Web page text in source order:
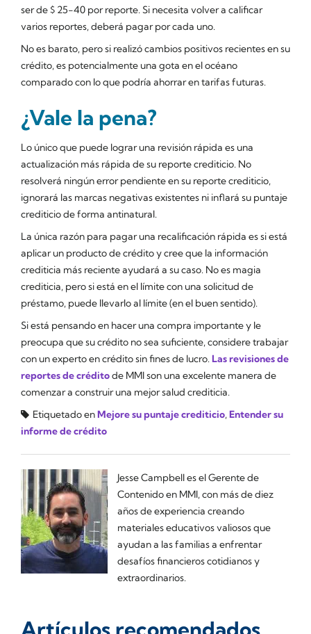
ser de $ 25-40 por reporte. Si necesita volver a calificar
varios reportes, deberá pagar por cada uno.
No es barato, pero si realizó cambios positivos recientes en su
crédito, es potencialmente una gota en el océano
comparado con lo que podría ahorrar en tarifas futuras.
¿Vale la pena?
Lo único que puede lograr una revisión rápida es una
actualización más rápida de su reporte crediticio. No
resolverá ningún error pendiente en su reporte crediticio,
ignorará las marcas negativas existentes ni inflará su puntaje
crediticio de forma antinatural.
La única razón para pagar una recalificación rápida es si está
aplicar un producto de crédito y cree que la información
crediticia más reciente ayudará a su caso. No es magia
crediticia, pero si está en el límite con una solicitud de
préstamo, puede llevarlo al límite (en el buen sentido).
Si está pensando en hacer una compra importante y le
preocupa que su crédito no sea suficiente, considere trabajar
con un experto en crédito sin fines de lucro.Las revisiones de
reportes de créditode MMI son una excelente manera de
comenzar a construir una mejor salud crediticia.
Etiquetado enMejore su puntaje crediticio,Entender su
informe de crédito
Jesse Campbell es el Gerente de
Contenido en MMI, con más de diez
años de experiencia creando
materiales educativos valiosos que
ayudan a las familias a enfrentar
desafíos financieros cotidianos y
extraordinarios.